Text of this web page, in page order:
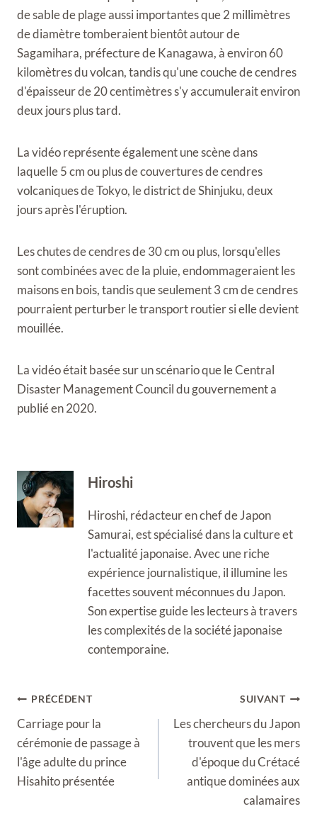
de sable de plage aussi importantes que 2 millimètres
de diamètre tomberaient bientôt autour de
Sagamihara, préfecture de Kanagawa, à environ 60
kilomètres du volcan, tandis qu'une couche de cendres
d'épaisseur de 20 centimètres s'y accumulerait environ
deux jours plus tard.
La vidéo représente également une scène dans
laquelle 5 cm ou plus de couvertures de cendres
volcaniques de Tokyo, le district de Shinjuku, deux
jours après l'éruption.
Les chutes de cendres de 30 cm ou plus, lorsqu'elles
sont combinées avec de la pluie, endommageraient les
maisons en bois, tandis que seulement 3 cm de cendres
pourraient perturber le transport routier si elle devient
mouillée.
La vidéo était basée sur un scénario que le Central
Disaster Management Council du gouvernement a
publié en 2020.
Hiroshi
Hiroshi, rédacteur en chef de Japon
Samurai, est spécialisé dans la culture et
l'actualité japonaise. Avec une riche
expérience journalistique, il illumine les
facettes souvent méconnues du Japon.
Son expertise guide les lecteurs à travers
les complexités de la société japonaise
contemporaine.
Navigation
de
l’article
PRÉCÉDENT
Carriage pour la
cérémonie de passage à
l'âge adulte du prince
Hisahito présentée
SUIVANT
Les chercheurs du Japon
trouvent que les mers
d'époque du Crétacé
antique dominées aux
calamaires